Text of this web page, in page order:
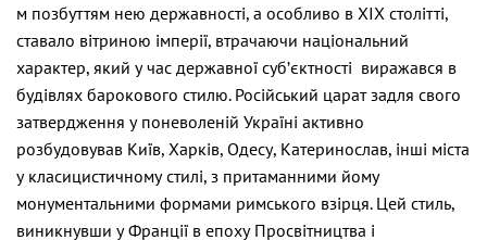
м позбуттям нею державності, а особливо в ХІХ столітті,
ставало вітриною імперії, втрачаючи національний
характер, який у час державної суб’єктності виражався в
будівлях барокового стилю. Російський царат задля свого
затвердження у поневоленій Україні активно
розбудовував Київ, Харків, Одесу, Катеринослав, інші міста
у класицистичному стилі, з притаманними йому
монументальними формами римського взірця. Цей стиль,
виникнувши у Франції в епоху Просвітництва і